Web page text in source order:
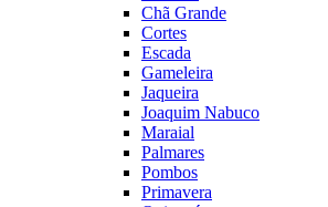
Chã Grande
Cortes
Escada
Gameleira
Jaqueira
Joaquim Nabuco
Maraial
Palmares
Pombos
Primavera